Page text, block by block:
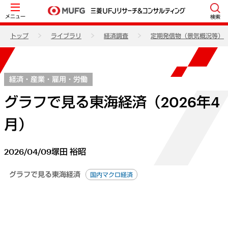
メニュー 検索
トップ ライブラリ 経済調査 定期発信物（景気概況等）
経済・産業・雇用・労働
グラフで見る東海経済（2026年4
月）
2026/04/09塚田 裕昭
グラフで見る東海経済 国内マクロ経済